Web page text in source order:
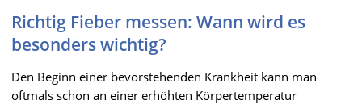
Richtig Fieber messen: Wann wird es
besonders wichtig?
Den Beginn einer bevorstehenden Krankheit kann man
oftmals schon an einer erhöhten Körpertemperatur